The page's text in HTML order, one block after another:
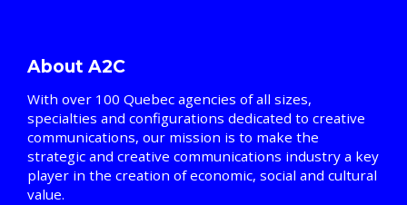
About A2C
With over 100 Quebec agencies of all sizes,
specialties and configurations dedicated to creative
communications, our mission is to make the
strategic and creative communications industry a key
player in the creation of economic, social and cultural
value.